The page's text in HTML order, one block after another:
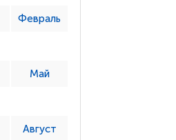
Февраль
Май
Август